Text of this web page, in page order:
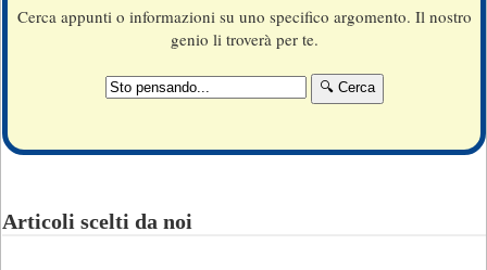
Cerca appunti o informazioni su uno specifico argomento. Il nostro
genio li troverà per te.
Articoli scelti da noi